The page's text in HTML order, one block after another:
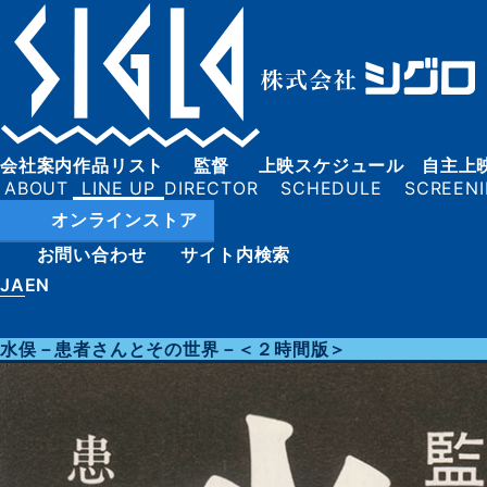
会社案内作品リスト 監督 上映スケジュール 自主上
オンラインストア
お問い合わせ
サイト内検索
JAEN
水俣－患者さんとその世界－＜２時間版＞